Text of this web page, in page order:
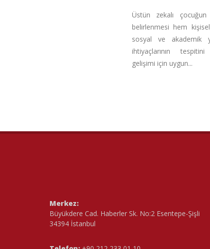
Üstün zekalı
belirlenmesi hem
sosyal ve akademik
ihtiyaçlarının
gelişimi için uygun...
Merkez:
Büyükdere Cad. Haberler Sk. No:2 Esentepe-Şişli
34394 İstanbul